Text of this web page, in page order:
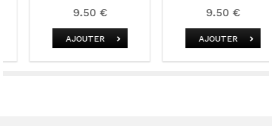
9.50 €
AJOUTER
9.50 €
AJOUTER